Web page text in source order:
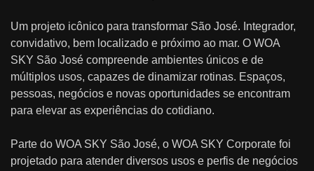
Um projeto icônico para transformar São José. Integrador,
convidativo, bem localizado e próximo ao mar. O WOA
SKY São José compreende ambientes únicos e de
múltiplos usos, capazes de dinamizar rotinas. Espaços,
pessoas, negócios e novas oportunidades se encontram
para elevar as experiências do cotidiano.
Parte do WOA SKY São José, o WOA SKY Corporate foi
projetado para atender diversos usos e perfis de negócios